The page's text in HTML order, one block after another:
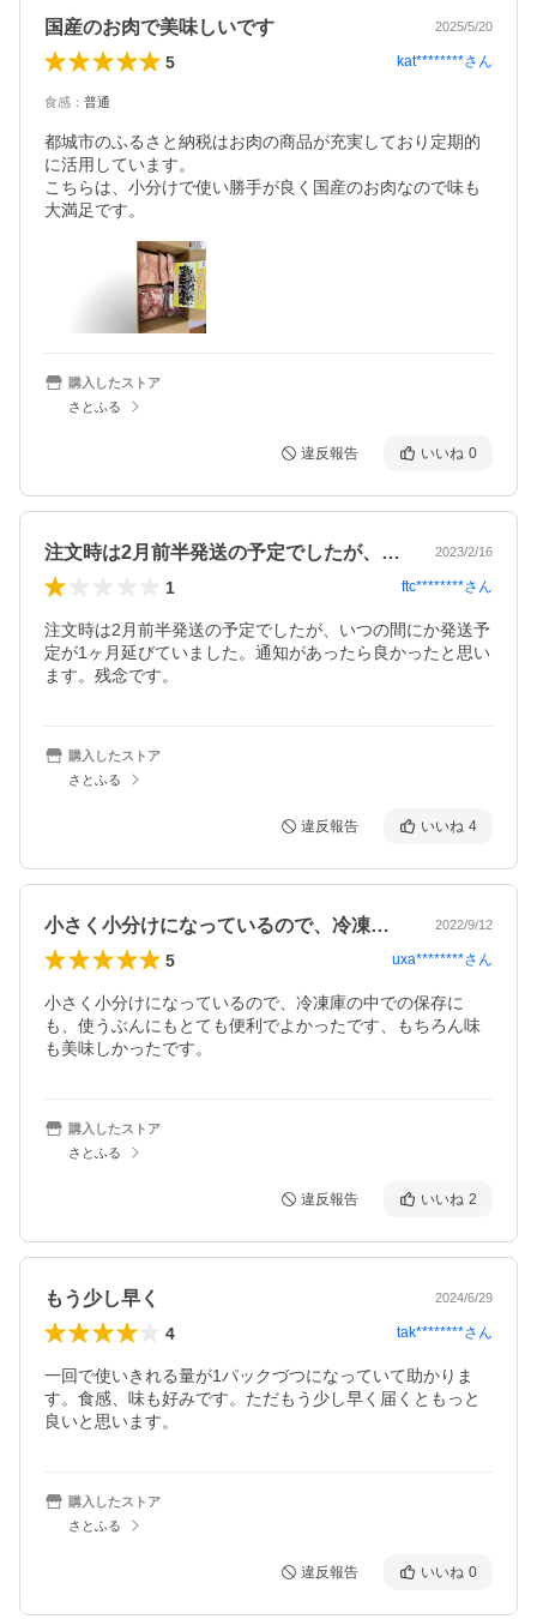
国産のお肉で美味しいです 2025/5/20
5 kat********さん
食感 ： 普通
都城市のふるさと納税はお肉の商品が充実しており定期的
に活用しています。
こちらは、小分けで使い勝手が良く国産のお肉なので味も
大満足です。
購入したストア
さとふる
違反報告 いいね 0
注文時は2月前半発送の予定でしたが、い… 2023/2/16
1 ftc********さん
注文時は2月前半発送の予定でしたが、いつの間にか発送予
定が1ヶ月延びていました。通知があったら良かったと思い
ます。残念です。
購入したストア
さとふる
違反報告 いいね 4
小さく小分けになっているので、冷凍庫の… 2022/9/12
5 uxa********さん
小さく小分けになっているので、冷凍庫の中での保存に
も、使うぶんにもとても便利でよかったです、もちろん味
も美味しかったです。
購入したストア
さとふる
違反報告 いいね 2
もう少し早く 2024/6/29
4 tak********さん
一回で使いきれる量が1パックづつになっていて助かりま
す。食感、味も好みです。ただもう少し早く届くともっと
良いと思います。
購入したストア
さとふる
違反報告 いいね 0